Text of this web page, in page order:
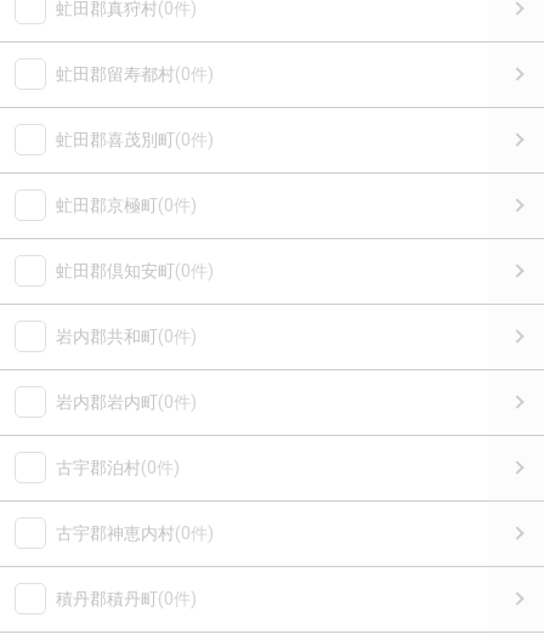
虻田郡真狩村(0件)
虻田郡留寿都村(0件)
虻田郡喜茂別町(0件)
虻田郡京極町(0件)
虻田郡倶知安町(0件)
岩内郡共和町(0件)
岩内郡岩内町(0件)
古宇郡泊村(0件)
古宇郡神恵内村(0件)
積丹郡積丹町(0件)